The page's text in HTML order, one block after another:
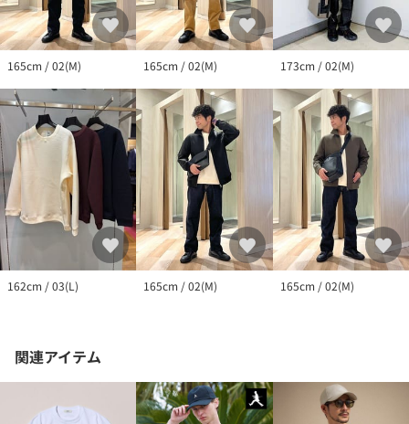
165cm / 02(M) 165cm / 02(M) 173cm / 02(M)
162cm / 03(L) 165cm / 02(M) 165cm / 02(M)
関連アイテム